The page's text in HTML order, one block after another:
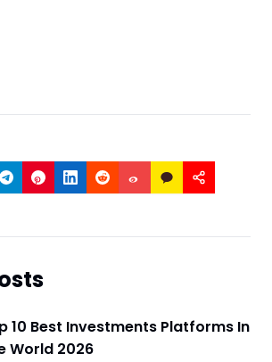
10 Best Investments Platforms In
World 2026